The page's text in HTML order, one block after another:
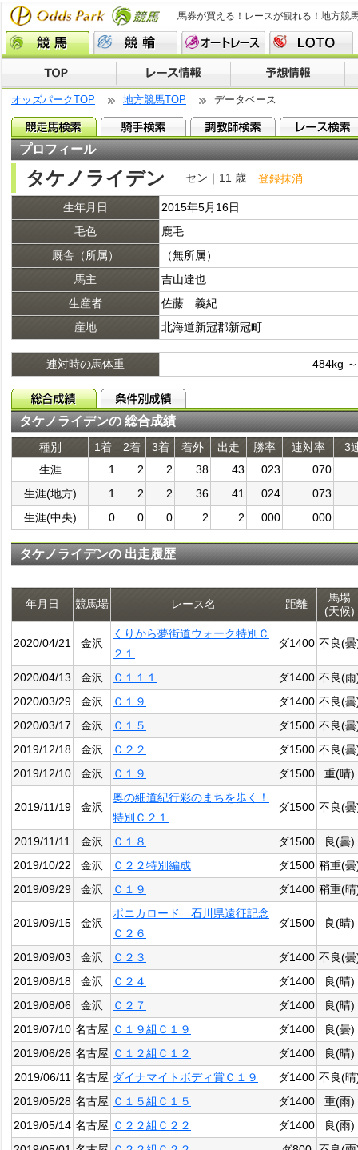
馬券が買える！レースが観れる！地方競
オッズパークTOP 地方競馬TOP データベース
プロフィール
タケノライデン セン｜11 歳 登録抹消
生年月日
2015年5月16日
毛色
鹿毛
厩舎（所属）
（無所属）
馬主
吉山達也
生産者
佐藤 義紀
産地
北海道新冠郡新冠町
連対時の馬体重 484kg
タケノライデンの 総合成績
種別 1着 2着 3着 着外 出走 勝率 連対率
3
生涯
1 2 2 38 43 .023
.070
生涯(地方)
1 2 2 36 41 .024
.073
生涯(中央)
0 0 0 2 2 .000 .000
タケノライデンの 出走履歴
年月日 競馬場 レース名 距離
馬場
(天候)
2020/04/21 金沢
くりから夢街道ウォーク特別Ｃ
２１
ダ1400 不良(
2020/04/13 金沢 Ｃ１１１ ダ1400 不良(
2020/03/29
金沢 Ｃ１９ ダ1400 不良(
2020/03/17
金沢 Ｃ１５ ダ1500 不良(
2019/12/18
金沢 Ｃ２２ ダ1500 不良(
2019/12/10
金沢 Ｃ１９ ダ1500 重(晴)
2019/11/19 金沢
奥の細道紀行彩のまちを歩く！
特別Ｃ２１
ダ1500 不良(
2019/11/11 金沢 Ｃ１８ ダ1500
良(曇)
2019/10/22
金沢 Ｃ２２特別編成 ダ1500 稍重(
2019/09/29
金沢 Ｃ１９ ダ1400 稍重(
2019/09/15 金沢
ポニカロード 石川県遠征記念
Ｃ２６
ダ1500 良(晴)
2019/09/03 金沢 Ｃ２３ ダ1400 不良(
2019/08/18
金沢 Ｃ２４ ダ1400
良(晴)
2019/08/06
金沢 Ｃ２７ ダ1400
良(晴)
2019/07/10 名古屋 Ｃ１９組Ｃ１９ ダ1400
良(曇)
2019/06/26 名古屋 Ｃ１２組Ｃ１２ ダ1400
良(晴)
2019/06/11 名古屋 ダイナマイトボディ賞Ｃ１９ ダ1400 不良(
2019/05/28 名古屋 Ｃ１５組Ｃ１５ ダ1400
重(雨)
2019/05/14 名古屋 Ｃ２２組Ｃ２２ ダ1400
良(雨)